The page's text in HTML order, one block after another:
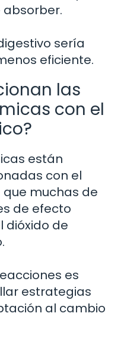
absorber.
sería
eficiente.
las
con el
están
con el
muchas de
de efecto
dióxido de
es
estrategias
al cambio